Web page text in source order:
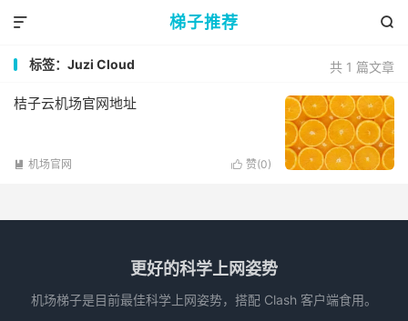
梯子推荐 

共 1 篇文章
标签：Juzi Cloud
桔子云机场官网地址
 赞(0)
 机场官网
更好的科学上网姿势
机场梯子是目前最佳科学上网姿势，搭配 Clash 客户端食用。